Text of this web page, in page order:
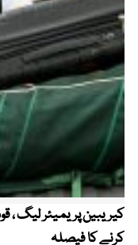
کرنے کا فیصلہ